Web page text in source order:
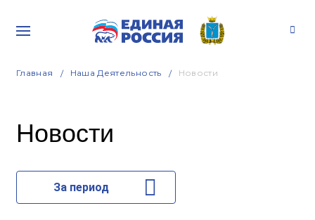
Главная Наша Деятельность Новости
Новости
За период